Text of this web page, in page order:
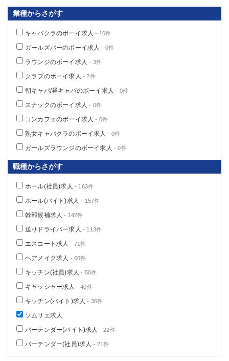
業種からさがす
キャバクラのボーイ求人 - 10件
ガールズバーのボーイ求人 - 0件
ラウンジのボーイ求人 - 3件
クラブのボーイ求人 - 2件
朝キャバ/昼キャバのボーイ求人 - 0件
スナックのボーイ求人 - 0件
コンカフェのボーイ求人 - 0件
熟女キャバクラのボーイ求人 - 0件
ガールズラウンジのボーイ求人 - 0件
職種からさがす
ホール(社員)求人 - 163件
ホール(バイト)求人 - 157件
幹部候補求人 - 142件
送りドライバー求人 - 113件
エスコート求人 - 71件
ヘアメイク求人 - 60件
キッチン(社員)求人 - 50件
キャッシャー求人 - 40件
キッチン(バイト)求人 - 36件
ソムリエ求人
バーテンダー(バイト)求人 - 22件
バーテンダー(社員)求人 - 21件